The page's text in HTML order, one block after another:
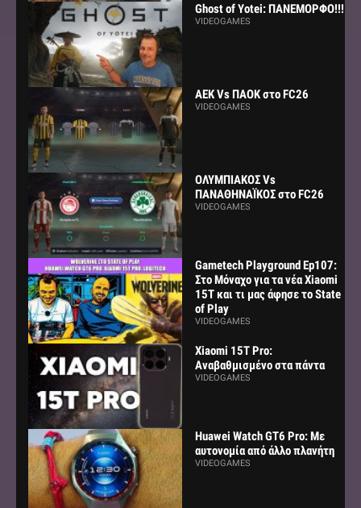
Ghost of Yotei: ΠΑΝΕΜΟΡΦΟ!!!
VIDEOGAMES
AEK Vs ΠΑΟΚ στο FC26
VIDEOGAMES
ΟΛΥΜΠΙΑΚΟΣ Vs
ΠΑΝΑΘΗΝΑΪΚΟΣ στο FC26
VIDEOGAMES
Gametech Playground Ep107:
Στο Μόναχο για τα νέα Xiaomi
15Τ και τι μας άφησε το State
of Play
VIDEOGAMES
Xiaomi 15T Pro:
Αναβαθμισμένο στα πάντα
VIDEOGAMES
Huawei Watch GT6 Pro: Με
αυτονομία από άλλο πλανήτη
VIDEOGAMES